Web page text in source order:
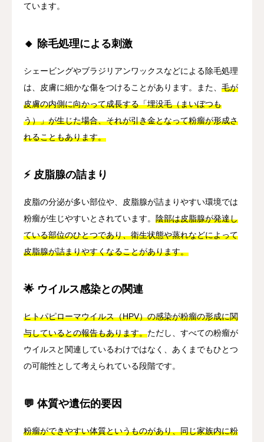
ています。
🔸 除毛処理による刺激
シェービングやブラジリアンワックスなどによる除毛処理
は、皮膚に細かな傷をつけることがあります。また、 毛が
皮膚の内側に向かって成長する「埋没毛（まいぼつも
う）」が生じた場合、それが引き金となって粉瘤が形成さ
れることもあります。
⚡ 皮脂腺の詰まり
皮脂の分泌が多い部位や、皮脂腺が詰まりやすい環境では
粉瘤が生じやすいとされています。 陰部は皮脂腺が発達し
ている部位のひとつであり、衛生状態や蒸れなどによって
皮脂腺が詰まりやすくなることがあります。
🌟 ウイルス感染との関連
ヒトパピローマウイルス（HPV）の感染が粉瘤の形成に関
与しているとの報告もあります。ただし、すべての粉瘤が
ウイルスと関連しているわけではなく、あくまでもひとつ
の可能性として考えられている段階です。
💬 体質や遺伝的要因
粉瘤ができやすい体質というものがあり、同じ家族内に粉